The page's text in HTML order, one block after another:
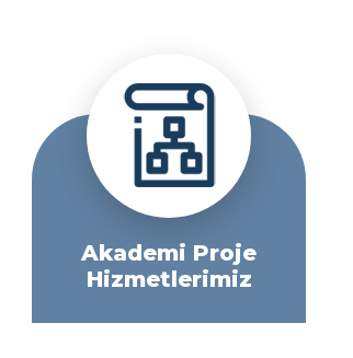
Akademi Proje
Hizmetlerimiz